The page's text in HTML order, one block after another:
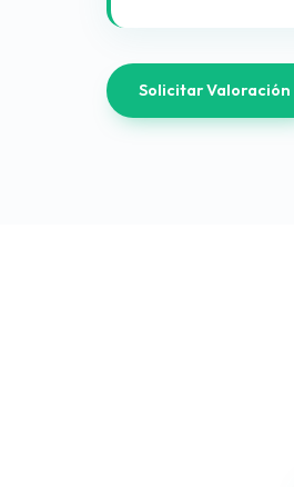
Solicitar Valoración